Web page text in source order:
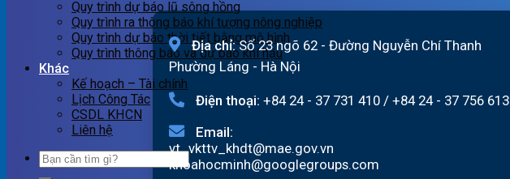
Quy trình dự báo lũ sông hồng
Quy trình ra thông báo khí tượng nông nghiệp
Quy trình dự báo thời tiết bằng mô hình
Quy trình thông báo và dự báo khí hậu
Khác
Kế hoạch – Tài chính
Lịch Công Tác
CSDL KHCN
Liên hệ
06/8/2026
Địa chỉ:Số 23 ngõ 62 - Đường Nguyễn Chí Thanh
Phường Láng - Hà Nội
Điện thoại: +84 24 - 37 731 410 / +84 24 - 37 756 613
Email:
vt_vkttv_khdt@mae.gov.vn
khoahocminh@googlegroups.com